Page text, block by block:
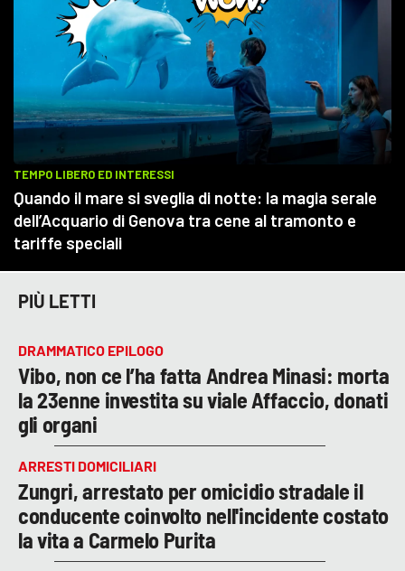
PIÙ LETTI
DRAMMATICO EPILOGO
Vibo, non ce l’ha fatta Andrea Minasi: morta
la 23enne investita su viale Affaccio, donati
gli organi
ARRESTI DOMICILIARI
Zungri, arrestato per omicidio stradale il
conducente coinvolto nell'incidente costato
la vita a Carmelo Purita